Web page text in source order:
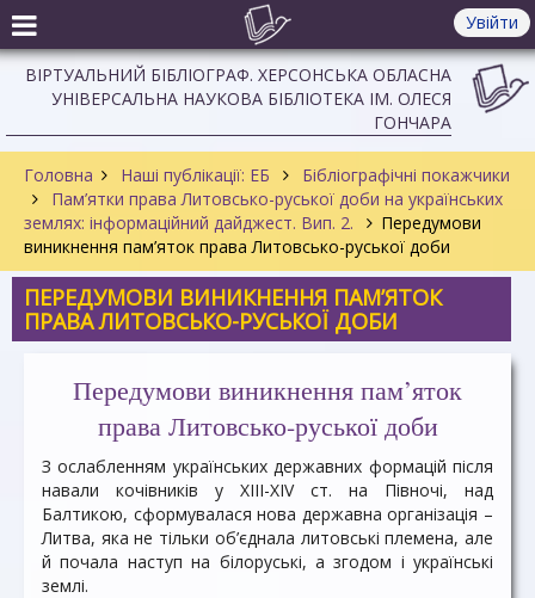
Увійти
ВІРТУАЛЬНИЙ БІБЛІОГРАФ. ХЕРСОНСЬКА ОБЛАСНА
УНІВЕРСАЛЬНА НАУКОВА БІБЛІОТЕКА ІМ. ОЛЕСЯ
ГОНЧАРА
Головна Наші публікації: ЕБ
Бібліографічні покажчики
Пам’ятки права Литовсько-руської доби на українських
землях: інформаційний дайджест. Вип. 2.
Передумови
виникнення пам’яток права Литовсько-руської доби
ПЕРЕДУМОВИ ВИНИКНЕННЯ ПАМ’ЯТОК
ПРАВА ЛИТОВСЬКО-РУСЬКОЇ ДОБИ
Передумови виникнення пам’яток
права Литовсько-руської доби
З ослабленням українських державних формацій після
навали кочівників у XIII-XIV ст. на Півночі, над
Балтикою, сформувалася нова державна організація –
Литва, яка не тільки об’єднала литовські племена, але
й почала наступ на білоруські, а згодом і українські
землі.